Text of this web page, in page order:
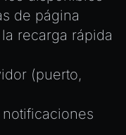
de página
recarga rápida
(puerto,